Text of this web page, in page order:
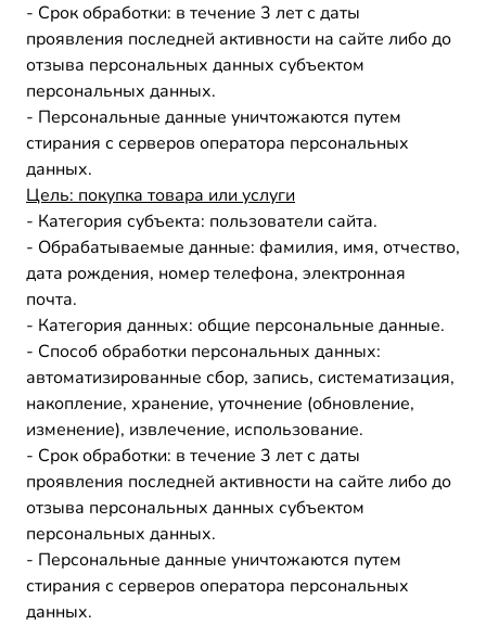
- Срок обработки: в течение 3 лет с даты
проявления последней активности на сайте либо до
отзыва персональных данных субъектом
персональных данных.
- Персональные данные уничтожаются путем
стирания с серверов оператора персональных
данных.
Цель: покупка товара или услуги
- Категория субъекта: пользователи сайта.
- Обрабатываемые данные: фамилия, имя, отчество,
дата рождения, номер телефона, электронная
почта.
- Категория данных: общие персональные данные.
- Способ обработки персональных данных:
автоматизированные сбор, запись, систематизация,
накопление, хранение, уточнение (обновление,
изменение), извлечение, использование.
- Срок обработки: в течение 3 лет с даты
проявления последней активности на сайте либо до
отзыва персональных данных субъектом
персональных данных.
- Персональные данные уничтожаются путем
стирания с серверов оператора персональных
данных.